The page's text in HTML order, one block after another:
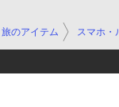
旅のアイテム スマホ・